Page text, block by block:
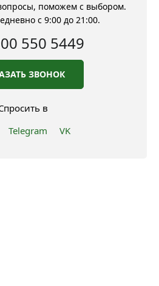
поможем с выбором.
с 9:00 до 21:00.
550 5449
ЗВОНОК
в
Telegram VK